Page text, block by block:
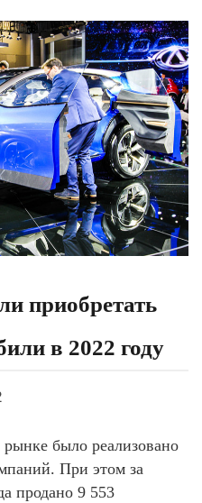
приобретать
в 2022 году
было реализовано
При этом за
продано 9 553